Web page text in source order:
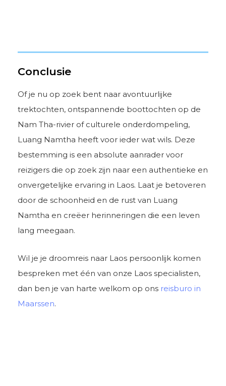
Conclusie
Of je nu op zoek bent naar avontuurlijke
trektochten, ontspannende boottochten op de
Nam Tha-rivier of culturele onderdompeling,
Luang Namtha heeft voor ieder wat wils. Deze
bestemming is een absolute aanrader voor
reizigers die op zoek zijn naar een authentieke en
onvergetelijke ervaring in Laos. Laat je betoveren
door de schoonheid en de rust van Luang
Namtha en creëer herinneringen die een leven
lang meegaan.
Wil je je droomreis naar Laos persoonlijk komen
bespreken met één van onze Laos specialisten,
dan ben je van harte welkom op ons reisburo in
Maarssen.